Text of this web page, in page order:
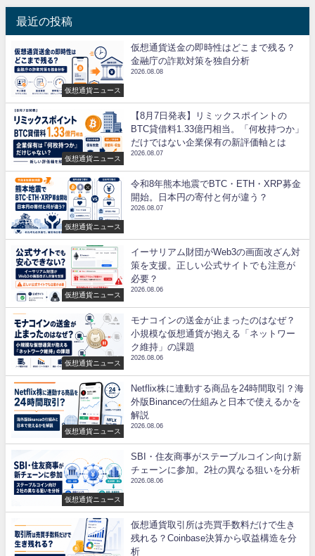
最近の投稿
仮想通貨ニュース
仮想通貨送金の即時性はどこまで残る？
金融庁の詐欺対策を独自分析
2026.08.08
仮想通貨ニュース
【8月7日発表】リミックスポイントの
BTC貸借料1.33億円相当。「何枚持つか」
だけではない企業保有の新評価軸とは
2026.08.07
仮想通貨ニュース
令和8年熊本地震でBTC・ETH・XRP募金
開始。日本円の寄付と何が違う？
2026.08.07
仮想通貨ニュース
イーサリアム財団がWeb3の画面改ざん対
策を支援。正しい公式サイトでも注意が
必要？
2026.08.06
仮想通貨ニュース
モナコインの送金が止まったのはなぜ？
小規模な仮想通貨が抱える「ネットワー
ク維持」の課題
2026.08.06
仮想通貨ニュース
Netflix株に連動する商品を24時間取引？海
外版Binanceの仕組みと日本で使えるかを
解説
2026.08.06
仮想通貨ニュース
SBI・住友商事がステーブルコイン向け新
チェーンに参加。2社の異なる狙いを分析
2026.08.06
仮想通貨取引所は売買手数料だけで生き
残れる？Coinbase決算から収益構造を分
析